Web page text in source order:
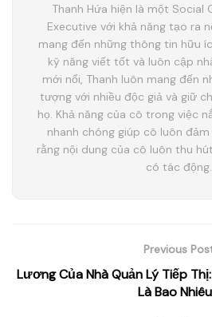
Thanh Hứa hiện là một Social
Executive với khả năng tạo ra
mang đến những thông tin hữu
kỹ năng viết tốt và luôn cập
mới nổi, Thanh luôn mang đến
tượng với nhiều độc giả và giữ
họ. Khả năng của cô trong việc
nhanh chóng giúp cô luôn
rằng nội dung của cô luôn thu
có tác động.
Previous
Lương Của Nhà Quản Lý Tiếp
Là Bao